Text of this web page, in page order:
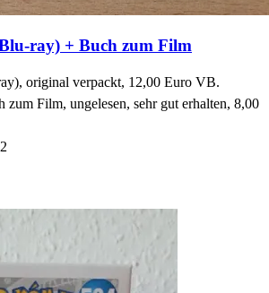
ray) + Buch zum Film
original verpackt, 12,00 Euro VB.
zum Film, ungelesen, sehr gut erhalten, 8,00